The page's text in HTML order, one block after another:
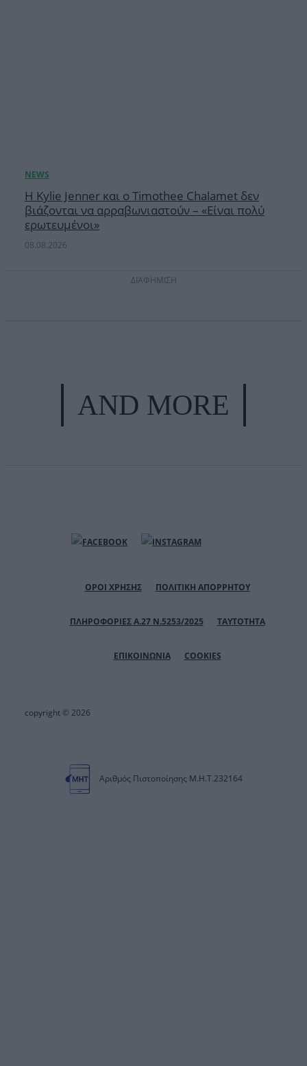
Η Kylie Jenner και ο Timothee Chalamet δεν
βιάζονται να αρραβωνιαστούν – «Είναι πολύ
ερωτευμένοι»
08.08.2026
ΔΙΑΦΗΜΙΣΗ
AND MORE
ΟΡΟΙ ΧΡΗΣΗΣ ΠΟΛΙΤΙΚΗ ΑΠΟΡΡΗΤΟΥ
ΠΛΗΡΟΦΟΡΙΕΣ Α.27 Ν.5253/2025 ΤΑΥΤΟΤΗΤΑ
ΕΠΙΚΟΙΝΩΝΙΑ COOKIES
copyright © 2026
Αριθμός Πιστοποίησης Μ.Η.Τ.232164